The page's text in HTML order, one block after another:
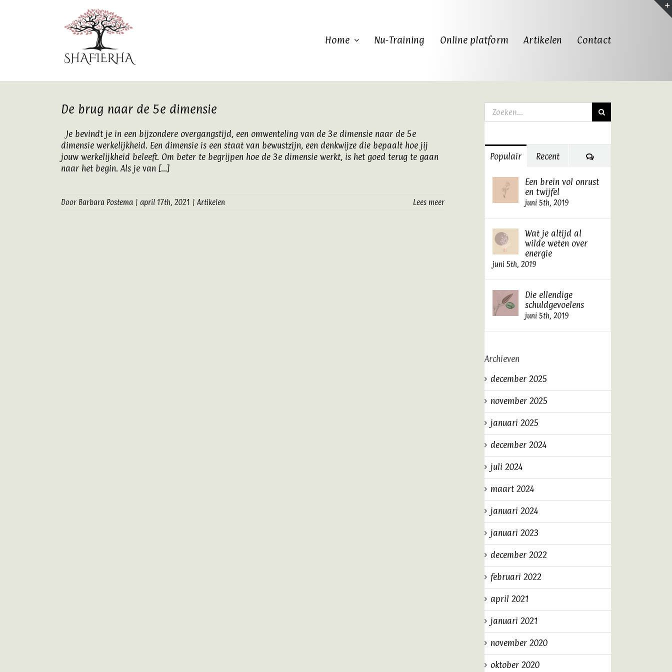
Home Nu-Training Online platform Artikelen Contact
De brug naar de 5e dimensie
Je bevindt je in een bijzondere overgangstijd, een omwenteling van de 3e dimensie naar de 5e
dimensie werkelijkheid. Een dimensie is een staat van bewustzijn, een denkwijze die bepaalt hoe jij
jouw werkelijkheid beleeft. Om beter te begrijpen hoe de 3e dimensie werkt, is het goed terug te gaan
naar het begin. Als je van [...]
Door Barbara Postema | april 17th, 2021 | Artikelen Lees meer
Zoeken
naar:
Populair Recent Reacties
Een brein vol onrust
en twijfel
juni 5th, 2019
Wat je altijd al
wilde weten over
energie
juni 5th, 2019
Die ellendige
schuldgevoelens
juni 5th, 2019
Archieven
december 2025
november 2025
januari 2025
december 2024
juli 2024
maart 2024
januari 2024
januari 2023
december 2022
februari 2022
april 2021
januari 2021
november 2020
oktober 2020